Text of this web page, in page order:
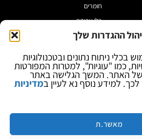
ההגדרות שלך
ניתוח נתונים ובטכנולוגיות
כמו "עוגיות", למטרות המפורטות
של האתר. המשך הגלישה באתר
למידע נוסף נא לעיין במדיניות
מאשר.ת
חומרים
כלי עבודה
מוצרי הלחמה
ספקי כח ומודדים
ציוד אופטי להגדלה
מותגים